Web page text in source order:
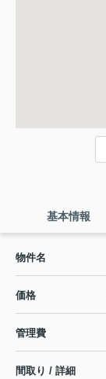
基本情報
物件名
価格
管理費
間取り / 詳細